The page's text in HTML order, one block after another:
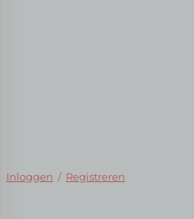
Inloggen / Registreren